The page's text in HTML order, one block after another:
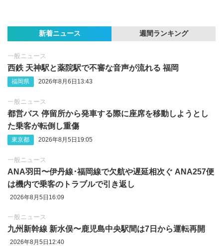
新着ニュース 週間ランキング
一般ニュース
西鉄 天神駅と薬院駅で不審な音声が流れる 福岡
福岡県 2026年8月6日13:43
一般ニュース
都営バス 停留所から発車する際に座席を移動しようとし
た乗客が転倒し重傷
東京都 2026年8月5日19:05
一般ニュース
ANA羽田〜伊丹線･福岡線で欠航や遅延相次ぐ ANA257便
は機内で乗客のトラブルで引き返し
2026年8月5日16:09
一般ニュース
九州新幹線 新水俣〜鹿児島中央駅間は7日から運転再開
2026年8月5日12:40